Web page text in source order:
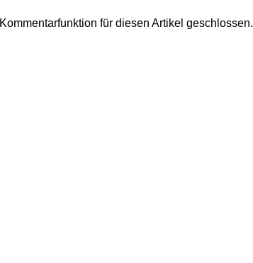
Kommentarfunktion für diesen Artikel geschlossen.